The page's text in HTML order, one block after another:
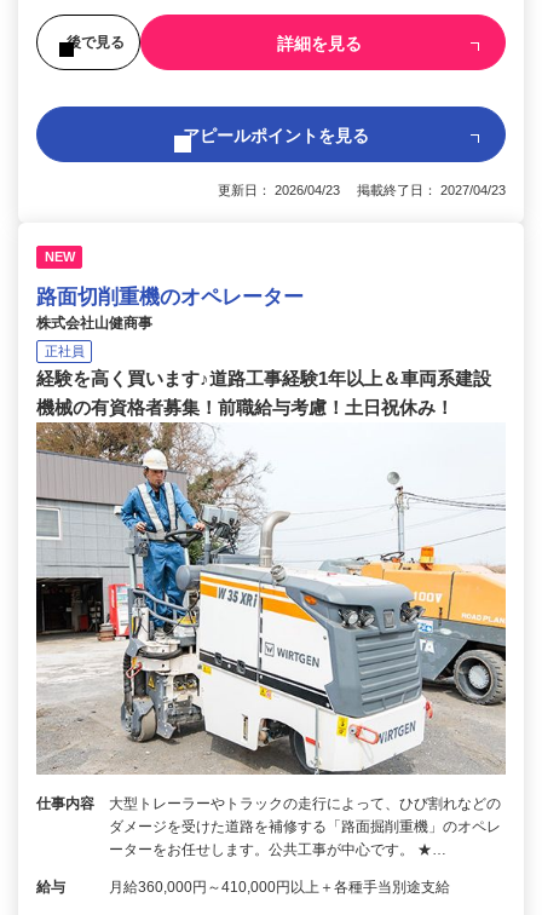
後で見る 詳細を見る
アピールポイントを見る
更新日： 2026/04/23 掲載終了日： 2027/04/23
NEW
路面切削重機のオペレーター
株式会社山健商事
正社員
経験を高く買います♪道路工事経験1年以上＆車両系建設
機械の有資格者募集！前職給与考慮！土日祝休み！
仕事内容
大型トレーラーやトラックの走行によって、ひび割れなどの
ダメージを受けた道路を補修する「路面掘削重機」のオペレ
ーターをお任せします。公共工事が中心です。 ★…
給与 月給360,000円～410,000円以上＋各種手当別途支給